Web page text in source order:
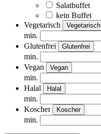
Salatbuffet
kein Buffet
Vegetarisch
Vegetarisch
min.
Glutenfrei
Glutenfrei
min.
Vegan
Vegan
min.
Halal
Halal
min.
Koscher
Koscher
min.